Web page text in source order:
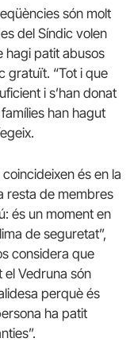
són molt
del Síndic volen
hagi patit abusos
gratuït. “Tot i que
i s’han donat
han hagut
és en la
resta de membres
és un moment en
de seguretat”,
considera que
el Vedruna són
perquè és
ha patit